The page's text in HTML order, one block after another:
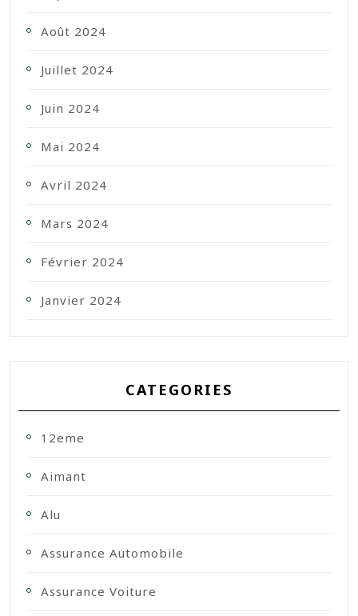
Août 2024
Juillet 2024
Juin 2024
Mai 2024
Avril 2024
Mars 2024
Février 2024
Janvier 2024
CATEGORIES
12eme
Aimant
Alu
Assurance Automobile
Assurance Voiture